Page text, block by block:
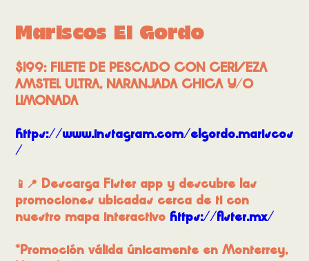
Mariscos El Gordo
$199: FILETE DE PESCADO CON CERVEZA
AMSTEL ULTRA, NARANJADA CHICA Y/O
LIMONADA
https://www.instagram.com/elgordo.mariscos
/
📱📍 Descarga Fister app y descubre las
promociones ubicadas cerca de ti con
nuestro mapa interactivo https://fister.mx/
*Promoción válida únicamente en Monterrey,